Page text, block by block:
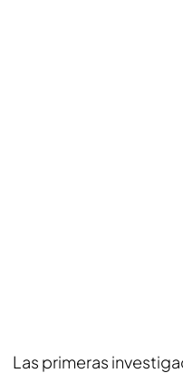
Las primeras